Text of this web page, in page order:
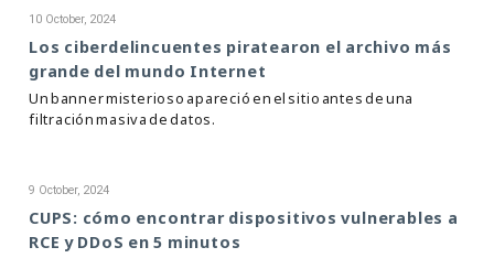
10 October, 2024
Los ciberdelincuentes piratearon el archivo más
grande del mundo Internet
Un banner misterioso apareció en el sitio antes de una
filtración masiva de datos.
9 October, 2024
CUPS: cómo encontrar dispositivos vulnerables a
RCE y DDoS en 5 minutos